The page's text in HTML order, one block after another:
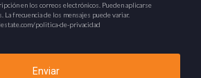
en los correos electrónicos. Pueden aplicarse
La frecuencia de los mensajes puede variar.
politica-de-privacidad
Enviar